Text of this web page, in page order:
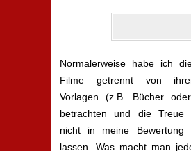
Normalerweise habe ich
Filme getrennt von
Vorlagen (z.B. Bücher
betrachten und die Treue
nicht in meine Bewertung
lassen. Was macht man